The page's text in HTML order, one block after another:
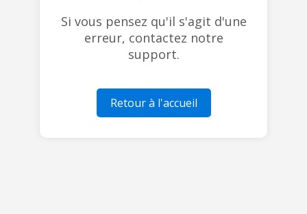
Si vous pensez qu'il s'agit d'une
erreur, contactez notre
support.
Retour à l'accueil